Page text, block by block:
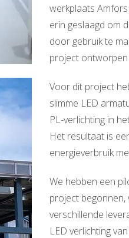
werkplaats
erin geslaagd om
door gebruik te
project ontworpen
Voor dit project
slimme LED
PL-verlichting in
Het resultaat is
energieverbruik
We hebben een
project
verschillende
LED verlichting